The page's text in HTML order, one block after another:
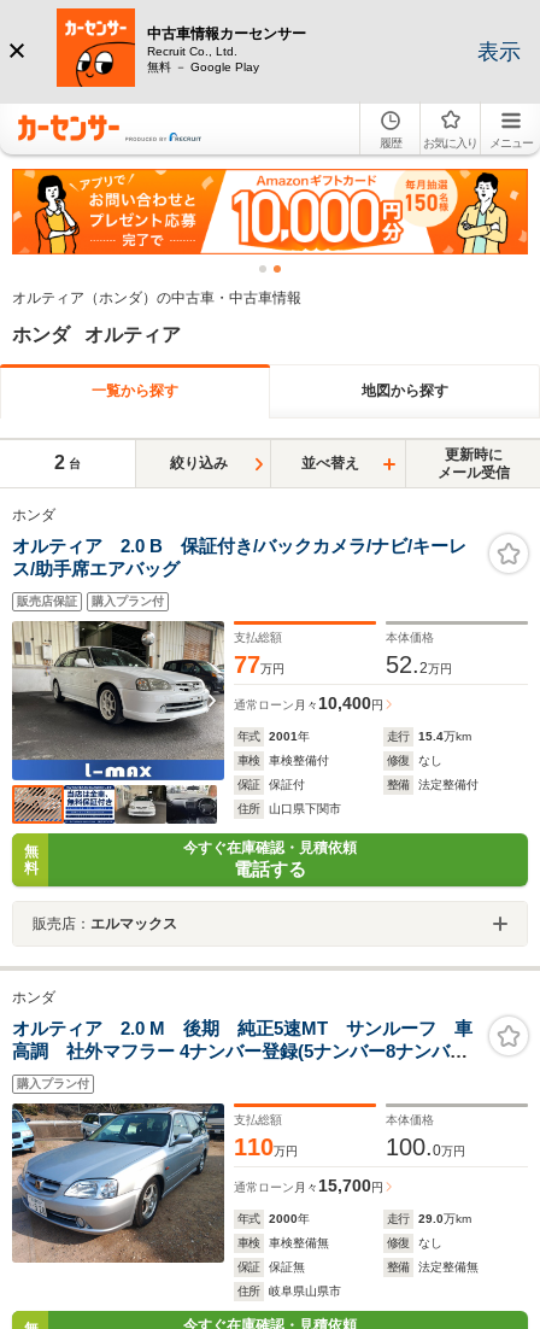
中古車情報カーセンサー
Recruit Co., Ltd.
無料 － Google Play
表示
履歴 お気に入り メニュー
オルティア（ホンダ）の中古車・中古車情報
ホンダ オルティア
一覧から探す 地図から探す
2 台 絞り込み 並べ替え
更新時に
メール受信
ホンダ
オルティア 2.0 B 保証付き/バックカメラ/ナビ/キーレ
ス/助手席エアバッグ
販売店保証 購入プラン付
支払総額
77万円
本体価格
52.2万円
通常ローン 月々10,400円
年式 2001年 走行 15.4万km
車検
車検整備付 修復
なし
保証
保証付 整備
法定整備付
住所
山口県下関市
無
料
今すぐ在庫確認・見積依頼
電話する
販売店： エルマックス
ホンダ
オルティア 2.0 M 後期 純正5速MT サンルーフ 車
高調 社外マフラー 4ナンバー登録(5ナンバー8ナンバー
登録変更可)
購入プラン付
支払総額
110万円
本体価格
100.0万円
通常ローン 月々15,700円
年式 2000年 走行 29.0万km
車検
車検整備無 修復
なし
保証
保証無 整備
法定整備無
住所
岐阜県山県市